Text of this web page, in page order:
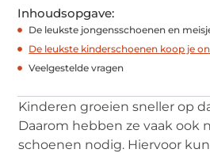
Inhoudsopgave:
De leukste jongensschoenen en
De leukste kinderschoenen koop je
Veelgestelde vragen
Kinderen groeien sneller op
Daarom hebben ze vaak ook
schoenen nodig. Hiervoor